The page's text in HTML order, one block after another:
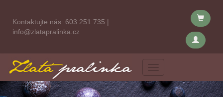
Kontaktujte nás: 603 251 735 |
info@zlatapralinka.cz
Menu